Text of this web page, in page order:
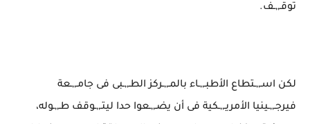
توقـ,,ـف.
لكن اسـ,,ـتطاع الأطبـ,,ـاء بالمـ,,ـركز الطـ,,ـبى فى جامـ,,ـعة
فيرجـ,,ـينيا الأمريـ,,ـكية فى أن يضـ,,ـعوا حدا ليتـ,,ـوقف طـ,,ـوله،